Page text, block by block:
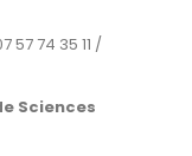
57 74 35 11 /
Sciences